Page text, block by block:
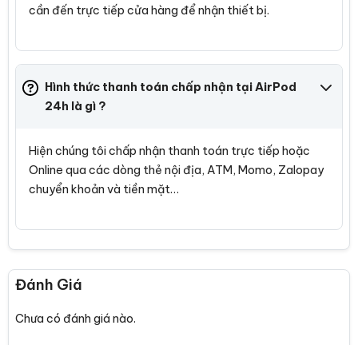
cần đến trực tiếp cửa hàng để nhận thiết bị.
Hình thức thanh toán chấp nhận tại AirPod
24h là gì ?
Hiện chúng tôi chấp nhận thanh toán trực tiếp hoặc
Online qua các dòng thẻ nội địa, ATM, Momo, Zalopay
chuyển khoản và tiền mặt…
Đánh Giá
Chưa có đánh giá nào.